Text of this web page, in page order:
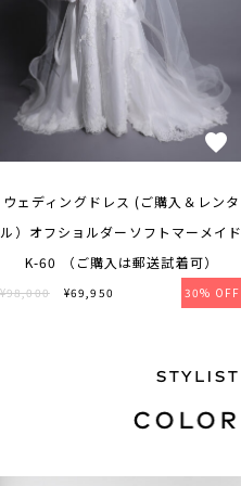
ウェディングドレス (ご購入＆レンタ
ル）オフショルダーソフトマーメイド
K-60 （ご購入は郵送試着可）
¥98,000 ¥69,950 30% OFF